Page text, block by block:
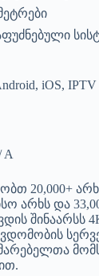
iOS,
A
20,000+
არხს და
შინაარსს